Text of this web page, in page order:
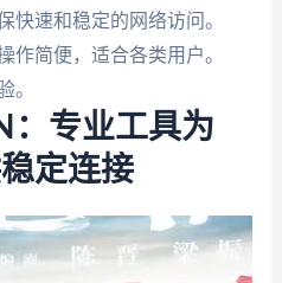
快速和稳定的网络访问。
作简便，适合各类用户。
。
：专业工具为
定连接